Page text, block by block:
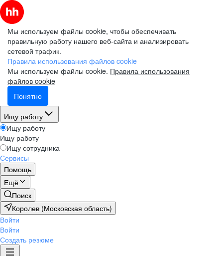
Мы используем файлы cookie, чтобы обеспечивать
правильную работу нашего веб-сайта и анализировать
сетевой трафик.
Правила использования файлов cookie
Мы используем файлы cookie. Правила использования
файлов cookie
Понятно
Ищу работу
Ищу работу
Ищу работу
Ищу сотрудника
Сервисы
Помощь
Ещё
Поиск
Королев (Московская область)
Войти
Войти
Создать резюме